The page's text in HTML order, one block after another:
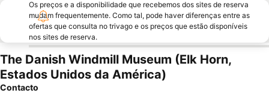
Os preços e a disponibilidade que recebemos dos sites de reserva
mudam frequentemente. Como tal, pode haver diferenças entre as
ofertas que consulta no trivago e os preços que estão disponíveis
nos sites de reserva.
The Danish Windmill Museum (Elk Horn,
Estados Unidos da América)
Contacto